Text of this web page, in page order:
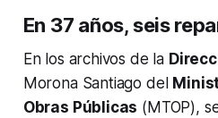
En 37 años, seis
En los archivos de la
Morona Santiago del
Obras Públicas (MTOP),